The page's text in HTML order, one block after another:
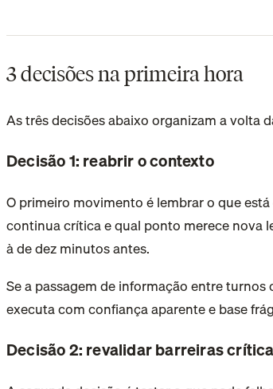
3 decisões na primeira hora
As três decisões abaixo organizam a volta
Decisão 1: reabrir o contexto
O primeiro movimento é lembrar o que
continua crítica e qual ponto merece nova
à de dez minutos antes.
Se a passagem de informação entre
executa com confiança aparente e base
Decisão 2: revalidar barreiras